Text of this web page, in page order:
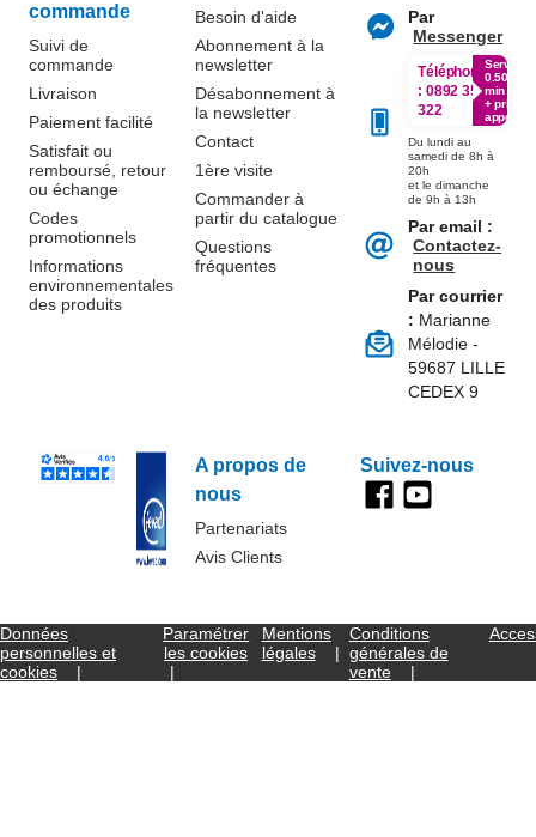
commande
Suivi de
commande
Livraison
Paiement facilité
Satisfait ou
remboursé, retour
ou échange
Codes
promotionnels
Informations
environnementales
des produits
Besoin d'aide
Abonnement à la
newsletter
Désabonnement à
la newsletter
Contact
1ère visite
Commander à
partir du catalogue
Questions
fréquentes
A propos de
nous
Partenariats
Avis Clients
Par
Messenger
Téléphone
: 0892 350
322
Service
0.50€ /
min
+ prix
appel
Du lundi au
samedi de 8h à
20h
et le dimanche
de 9h à 13h
Par email :
Contactez-
nous
Par courrier
: Marianne
Mélodie -
59687 LILLE
CEDEX 9
Suivez-nous
Données
personnelles et
cookies
Paramétrer
les cookies
Mentions
légales
Conditions
générales de
vente